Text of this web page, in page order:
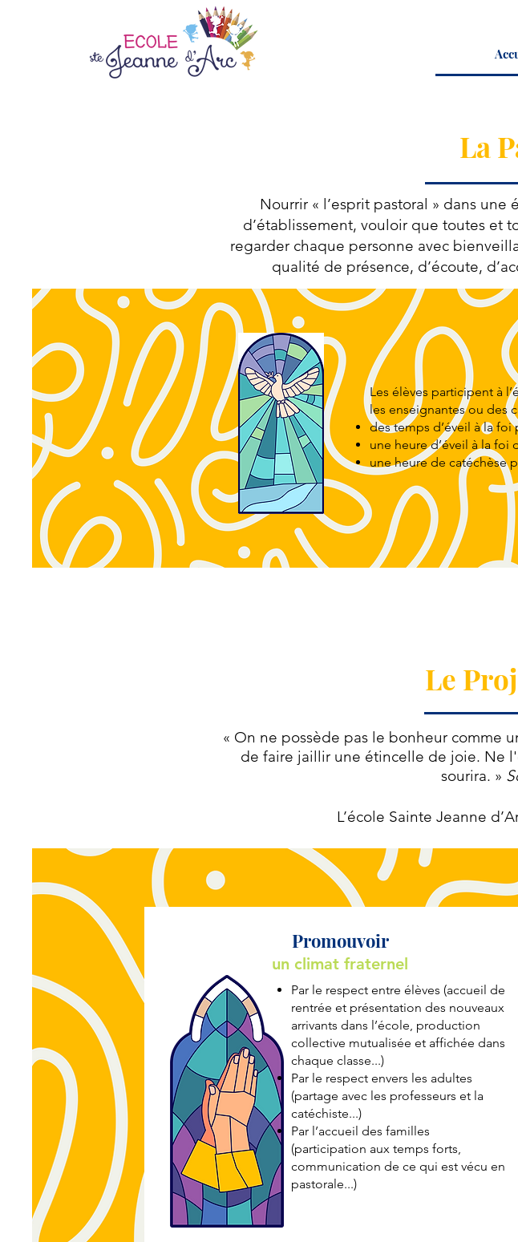
La
Nourrir « l’esprit pastoral » dans
d’établissement, vouloir que toutes et
regarder chaque personne avec
qualité de présence, d’écoute,
Les élèves participent à
les enseignantes ou des
des temps d’éveil à la
une heure d’éveil à la foi
une heure de catéchèse
Le
« On ne possède pas le bonheur comme
de faire jaillir une étincelle de joie. Ne
sourira. »
L’école Sainte Jeanne
Promouvoir
un climat fraternel
Par le respect entre élèves (accueil de
rentrée et présentation des nouveaux
arrivants dans l’école, production
collective mutualisée et affichée dans
chaque classe...)
Par le respect envers les adultes
(partage avec les professeurs et la
catéchiste...)
Par l’accueil des familles
(participation aux temps forts,
communication de ce qui est vécu en
pastorale...)